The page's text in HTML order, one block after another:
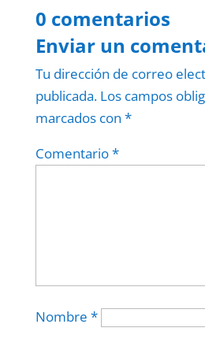
0 comentarios
Enviar un
Tu dirección de correo
publicada. Los campos
marcados con *
Comentario*
Nombre *